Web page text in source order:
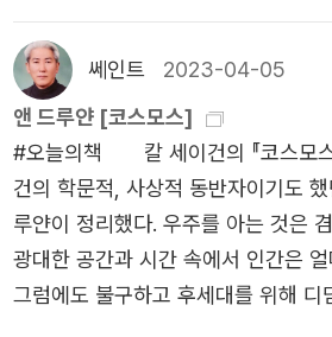
다.지구에 사는 인간들은 자신들이 돌
고 생각한다. 하지만 사실은 돌고래가
다. 돌고래들은 지구가 ‘보곤
의해 파괴된다는 사실을 알고 있었다
들에게 경고하려고 시도한다. 그러나
돌고래의 의사소통을 이해하지 못한
들에게 경고하는 것을 포기하고, 지
으로 메시지를 남긴다. 돌고래들은 뒤
들이라서 새롭고 신기하지 않았다. 그
모스 다큐멘터리도 걱정했는데 내가
야기들이 많아서 좋았다. 감동적이고
가득이었다. 다큐멘터리를 보면서 몇
르고 감동의 눈물까지 흘렸다. #2 손흥민 선수의 아버지
손웅정씨의 책 <모든 것은 기본에서
그는 정말 존경스럽고 훌륭하신 분이
쎄인트 2023-04-05
앤 드루얀 [코스모스]
#오늘의책 칼 세이건의 『코스모스』후속작이다. 칼 세이
건의 학문적, 사상적 동반자이기도
루얀이 정리했다. 우주를 아는 것은
광대한 공간과 시간 속에서 인간은
그럼에도 불구하고 후세대를 위해 디